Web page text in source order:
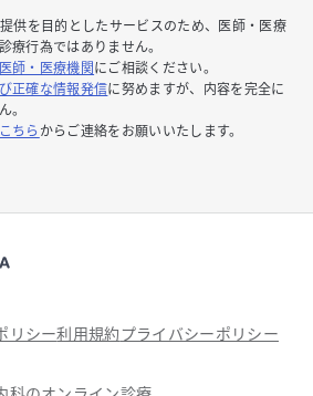
供を目的としたサービスのため、医師・医療
療行為ではありません。
医師・医療機関 にご相談ください。
正確な情報発信に努めますが、内容を完全に
。
こちら からご連絡をお願いいたします。
リシー利用規約プライバシーポリシー